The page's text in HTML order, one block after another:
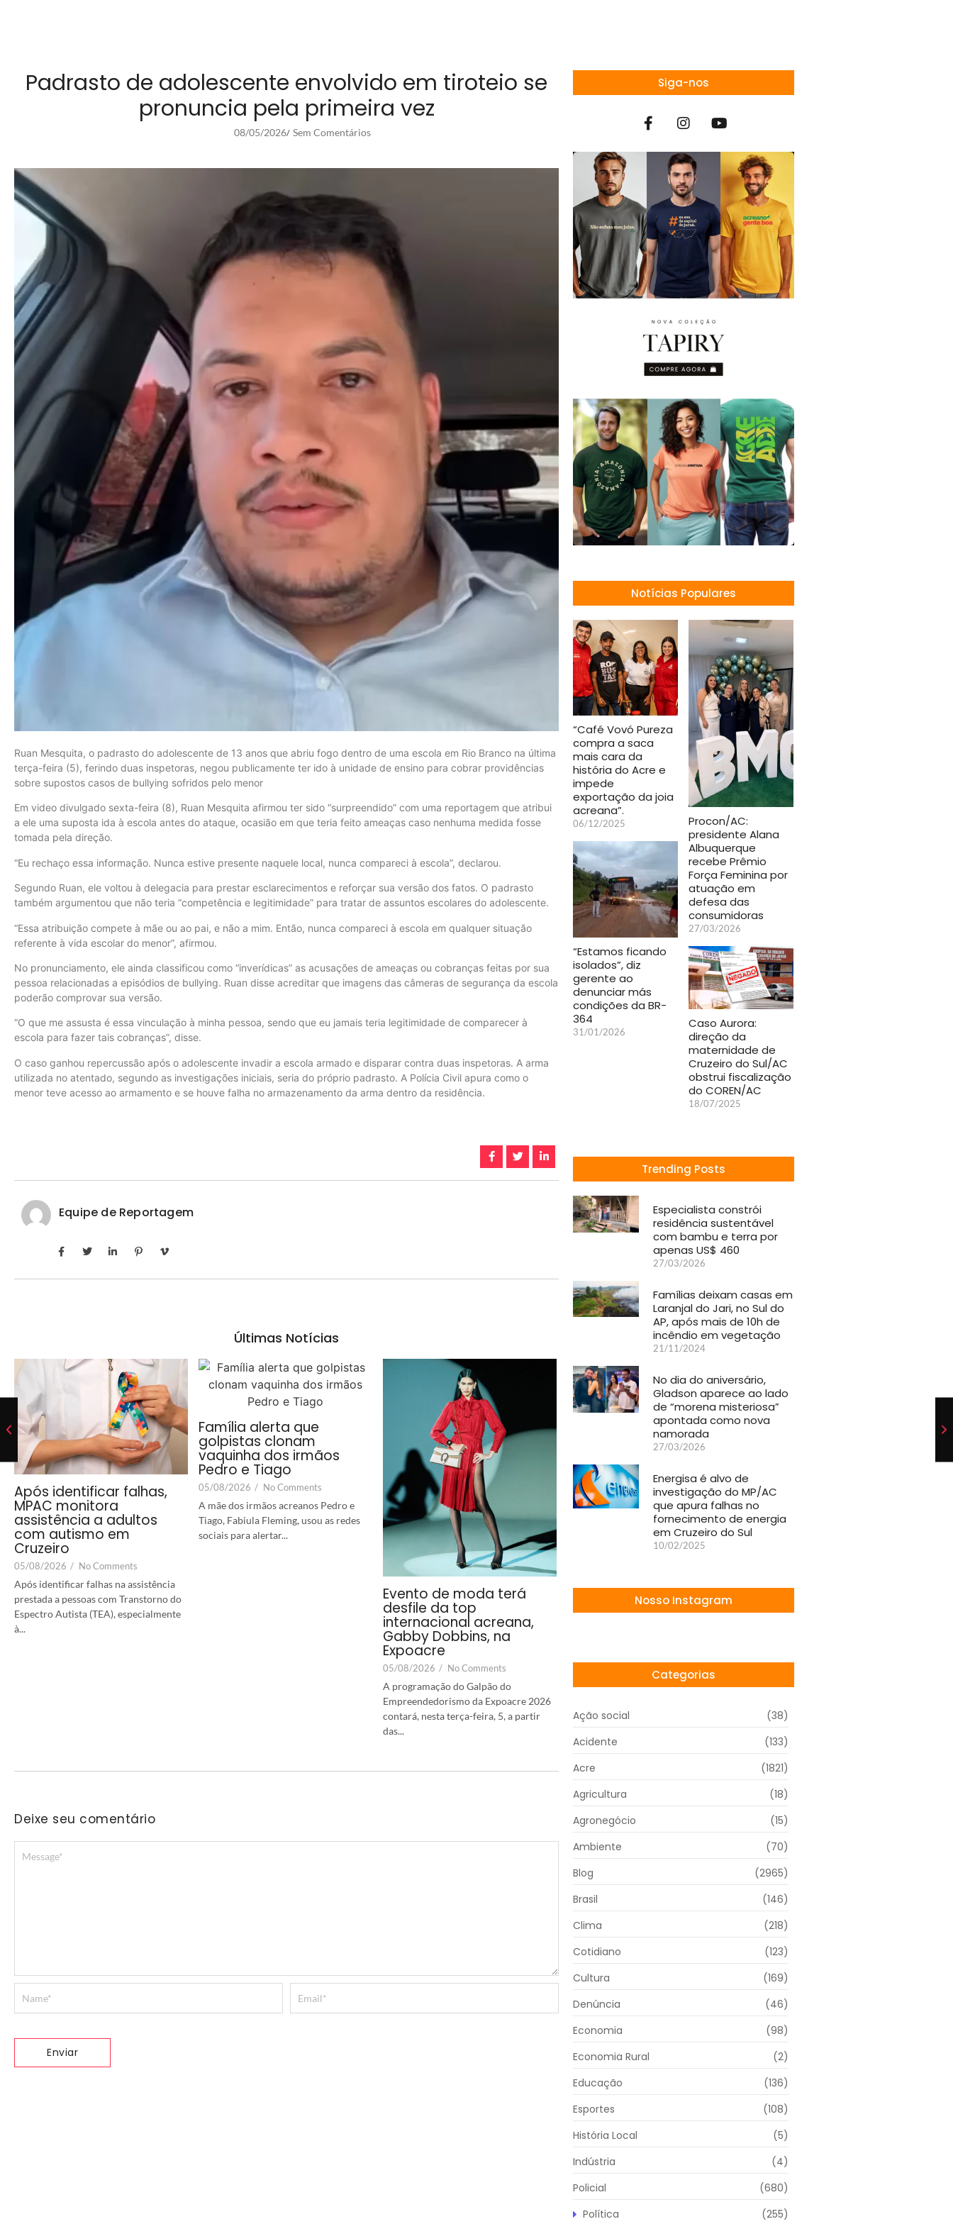
Padrasto de adolescente envolvido em tiroteio se
pronuncia pela primeira vez
08/05/2026/ Sem Comentários
Ruan Mesquita, o padrasto do adolescente de 13 anos que abriu fogo dentro de uma escola em Rio Branco na última
terça-feira (5), ferindo duas inspetoras, negou publicamente ter ido à unidade de ensino para cobrar providências
sobre supostos casos de bullying sofridos pelo menor
Em video divulgado sexta-feira (8), Ruan Mesquita afirmou ter sido “surpreendido” com uma reportagem que atribui
a ele uma suposta ida à escola antes do ataque, ocasião em que teria feito ameaças caso nenhuma medida fosse
tomada pela direção.
“Eu rechaço essa informação. Nunca estive presente naquele local, nunca compareci à escola”, declarou.
Segundo Ruan, ele voltou à delegacia para prestar esclarecimentos e reforçar sua versão dos fatos. O padrasto
também argumentou que não teria “competência e legitimidade” para tratar de assuntos escolares do adolescente.
“Essa atribuição compete à mãe ou ao pai, e não a mim. Então, nunca compareci à escola em qualquer situação
referente à vida escolar do menor”, afirmou.
No pronunciamento, ele ainda classificou como “inverídicas” as acusações de ameaças ou cobranças feitas por sua
pessoa relacionadas a episódios de bullying. Ruan disse acreditar que imagens das câmeras de segurança da escola
poderão comprovar sua versão.
“O que me assusta é essa vinculação à minha pessoa, sendo que eu jamais teria legitimidade de comparecer à
escola para fazer tais cobranças”, disse.
O caso ganhou repercussão após o adolescente invadir a escola armado e disparar contra duas inspetoras. A arma
utilizada no atentado, segundo as investigações iniciais, seria do próprio padrasto. A Polícia Civil apura como o
menor teve acesso ao armamento e se houve falha no armazenamento da arma dentro da residência.
Equipe de Reportagem
Últimas Notícias
Após identificar falhas,
MPAC monitora
assistência a adultos
com autismo em
Cruzeiro
05/08/2026 / No Comments
Após identificar falhas na assistência
prestada a pessoas com Transtorno do
Espectro Autista (TEA), especialmente
à...
Família alerta que
golpistas clonam
vaquinha dos irmãos
Pedro e Tiago
05/08/2026 / No Comments
A mãe dos irmãos acreanos Pedro e
Tiago, Fabiula Fleming, usou as redes
sociais para alertar...
Evento de moda terá
desfile da top
internacional acreana,
Gabby Dobbins, na
Expoacre
05/08/2026 / No Comments
A programação do Galpão do
Empreendedorismo da Expoacre 2026
contará, nesta terça-feira, 5, a partir
das...
Deixe seu comentário
Siga-nos
Notícias Populares
“Café Vovó Pureza
compra a saca
mais cara da
história do Acre e
impede
exportação da joia
acreana”.
06/12/2025
Procon/AC:
presidente Alana
Albuquerque
recebe Prêmio
Força Feminina por
atuação em
defesa das
consumidoras
27/03/2026
“Estamos ficando
isolados”, diz
gerente ao
denunciar más
condições da BR-
364
31/01/2026
Caso Aurora:
direção da
maternidade de
Cruzeiro do Sul/AC
obstrui fiscalização
do COREN/AC
18/07/2025
Trending Posts
Especialista constrói
residência sustentável
com bambu e terra por
apenas US$ 460
27/03/2026
Famílias deixam casas em
Laranjal do Jari, no Sul do
AP, após mais de 10h de
incêndio em vegetação
21/11/2024
No dia do aniversário,
Gladson aparece ao lado
de “morena misteriosa”
apontada como nova
namorada
27/03/2026
Energisa é alvo de
investigação do MP/AC
que apura falhas no
fornecimento de energia
em Cruzeiro do Sul
10/02/2025
Nosso Instagram
Categorias
Ação social
(38)
Acidente
(133)
Acre
(1821)
Agricultura
(18)
Agronegócio
(15)
Ambiente
(70)
Blog
(2965)
Brasil
(146)
Clima
(218)
Cotidiano
(123)
Cultura
(169)
Denúncia
(46)
Economia
(98)
Economia Rural
(2)
Educação
(136)
Esportes
(108)
História Local
(5)
Indústria
(4)
Policial
(680)
Política
(255)